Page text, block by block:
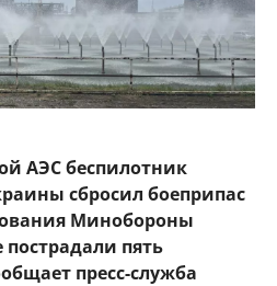
АЭС беспилотник
сбросил боеприпас
Минобороны
пострадали пять
пресс-служба